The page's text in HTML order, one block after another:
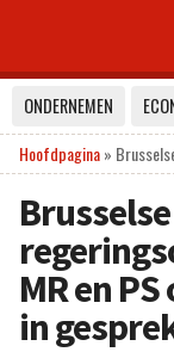
ONDERNEMEN
Hoofdpagina»
Brusselse
MR en
in